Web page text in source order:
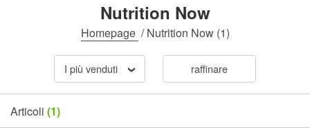
Nutrition Now
Homepage /Nutrition Now(1)
I più venduti raffinare
Articoli (1)